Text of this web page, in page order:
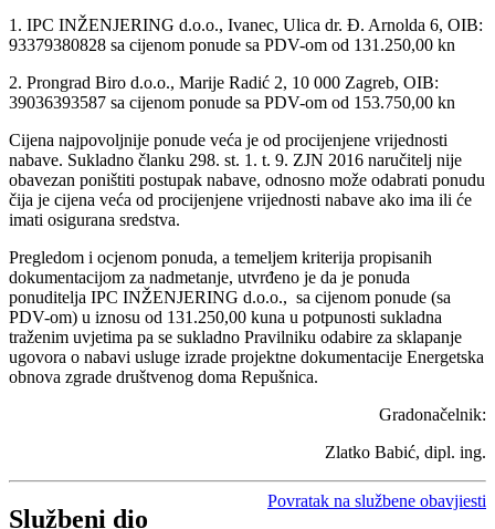
1. IPC INŽENJERING d.o.o., Ivanec, Ulica dr. Đ. Arnolda 6, OIB:
93379380828 sa cijenom ponude sa PDV-om od 131.250,00 kn
2. Prongrad Biro d.o.o., Marije Radić 2, 10 000 Zagreb, OIB:
39036393587 sa cijenom ponude sa PDV-om od 153.750,00 kn
Cijena najpovoljnije ponude veća je od procijenjene vrijednosti
nabave. Sukladno članku 298. st. 1. t. 9. ZJN 2016 naručitelj nije
obavezan poništiti postupak nabave, odnosno može odabrati ponudu
čija je cijena veća od procijenjene vrijednosti nabave ako ima ili će
imati osigurana sredstva.
Pregledom i ocjenom ponuda, a temeljem kriterija propisanih
dokumentacijom za nadmetanje, utvrđeno je da je ponuda
ponuditelja IPC INŽENJERING d.o.o., sa cijenom ponude (sa
PDV-om) u iznosu od 131.250,00 kuna u potpunosti sukladna
traženim uvjetima pa se sukladno Pravilniku odabire za sklapanje
ugovora o nabavi usluge izrade projektne dokumentacije Energetska
obnova zgrade društvenog doma Repušnica.
Gradonačelnik:
Zlatko Babić, dipl. ing.
Povratak na službene obavjiesti
Službeni dio